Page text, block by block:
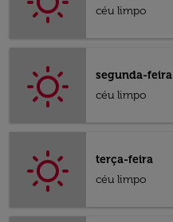
céu limpo
segunda-feira
céu limpo
terça-feira
céu limpo